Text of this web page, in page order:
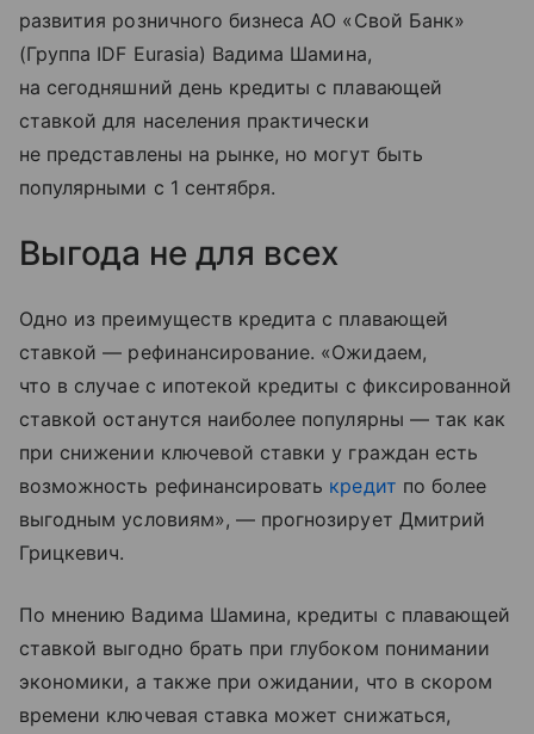
развития розничного бизнеса АО «Свой Банк»
(Группа IDF Eurasia) Вадима Шамина,
на сегодняшний день кредиты с плавающей
ставкой для населения практически
не представлены на рынке, но могут быть
популярными с 1 сентября.
Выгода не для всех
Одно из преимуществ кредита с плавающей
ставкой — рефинансирование. «Ожидаем,
что в случае с ипотекой кредиты с фиксированной
ставкой останутся наиболее популярны — так как
при снижении ключевой ставки у граждан есть
возможность рефинансировать кредит по более
выгодным условиям», — прогнозирует Дмитрий
Грицкевич.
По мнению Вадима Шамина, кредиты с плавающей
ставкой выгодно брать при глубоком понимании
экономики, а также при ожидании, что в скором
времени ключевая ставка может снижаться,